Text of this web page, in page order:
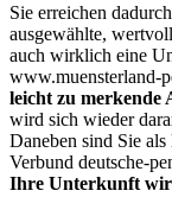
Sie erreichen dadurch
ausgewählte,
auch wirklich eine
www.muensterland-
leicht zu merkende
wird sich wieder
Daneben sind Sie
Verbund deutsche-
Ihre Unterkunft